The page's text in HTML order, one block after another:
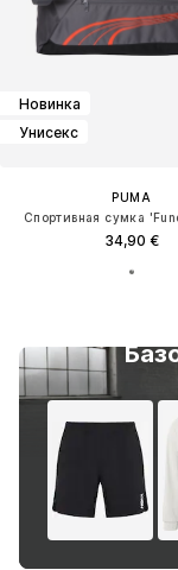
Новинка
Унисекс
PUMA
Спортивная сумка
34,90 €